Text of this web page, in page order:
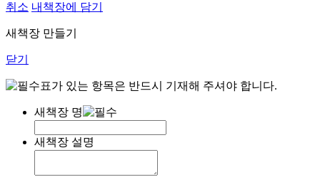
취소 내책장에 담기
새책장 만들기
닫기
표가 있는 항목은 반드시 기재해 주셔야 합니다.
새책장 명
새책장 설명